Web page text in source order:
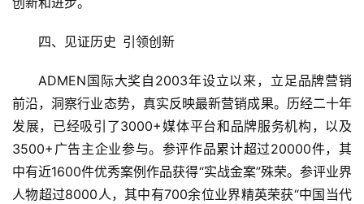
四、见证历史 引领创新
ADMEN国际大奖自2003年设立以来，立足品牌营销
前沿，洞察行业态势，真实反映最新营销成果。历经二十年
发展，已经吸引了3000+媒体平台和品牌服务机构，以及
3500+广告主企业参与。参评作品累计超过20000件，其
中有近1600件优秀案例作品获得“实战金案”殊荣。参评业界
人物超过8000人，其中有700余位业界精英荣获“中国当代